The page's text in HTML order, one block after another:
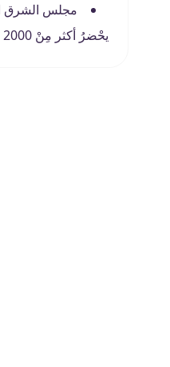
مجلس الشرق
يحْضرُ أكثر مِنْ 2000 طبيب عيون مِنْ جميع أنحاء الشرق الأوسطِ وأفريقيا مؤتمر المياكو وذلك كُلّ سنتين.